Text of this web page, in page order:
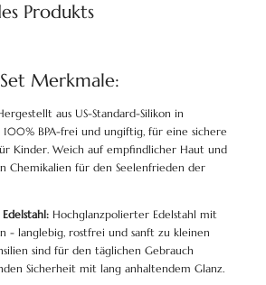
Produkts
Merkmale:
aus US-Standard-Silikon in
BPA-frei und ungiftig, für eine sichere
Kinder. Weich auf empfindlicher Haut und
Chemikalien für den Seelenfrieden der
Hochglanzpolierter Edelstahl mit
- langlebig, rostfrei und sanft zu kleinen
sind für den täglichen Gebrauch
Sicherheit mit lang anhaltendem Glanz.